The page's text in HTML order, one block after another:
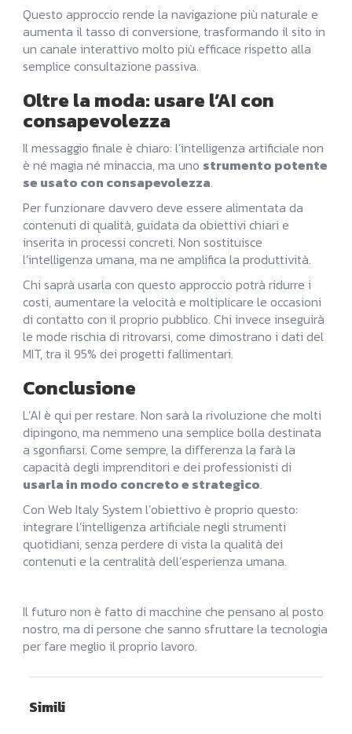
Questo approccio rende la navigazione più naturale e
aumenta il tasso di conversione, trasformando il sito in
un canale interattivo molto più efficace rispetto alla
semplice consultazione passiva.
Oltre la moda: usare l’AI con
consapevolezza
Il messaggio finale è chiaro: l’intelligenza artificiale non
è né magia né minaccia, ma uno strumento potente
se usato con consapevolezza.
Per funzionare davvero deve essere alimentata da
contenuti di qualità, guidata da obiettivi chiari e
inserita in processi concreti. Non sostituisce
l’intelligenza umana, ma ne amplifica la produttività.
Chi saprà usarla con questo approccio potrà ridurre i
costi, aumentare la velocità e moltiplicare le occasioni
di contatto con il proprio pubblico. Chi invece inseguirà
le mode rischia di ritrovarsi, come dimostrano i dati del
MIT, tra il 95% dei progetti fallimentari.
Conclusione
L’AI è qui per restare. Non sarà la rivoluzione che molti
dipingono, ma nemmeno una semplice bolla destinata
a sgonfiarsi. Come sempre, la differenza la farà la
capacità degli imprenditori e dei professionisti di
usarla in modo concreto e strategico.
Con Web Italy System l’obiettivo è proprio questo:
integrare l’intelligenza artificiale negli strumenti
quotidiani, senza perdere di vista la qualità dei
contenuti e la centralità dell’esperienza umana.
Il futuro non è fatto di macchine che pensano al posto
nostro, ma di persone che sanno sfruttare la tecnologia
per fare meglio il proprio lavoro.
Simili